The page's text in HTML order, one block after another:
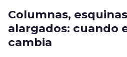
Columnas,
alargados: cuando
cambia